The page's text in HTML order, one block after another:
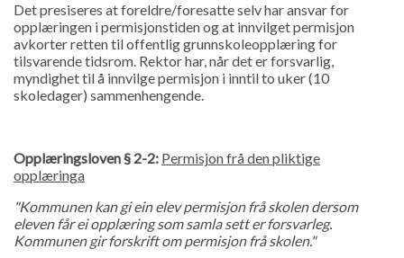
Det presiseres at foreldre/foresatte selv har ansvar for
opplæringen i permisjonstiden og at innvilget permisjon
avkorter retten til offentlig grunnskoleopplæring for
tilsvarende tidsrom. Rektor har, når det er forsvarlig,
myndighet til å innvilge permisjon i inntil to uker (10
skoledager) sammenhengende.
Opplæringsloven § 2-2: Permisjon frå den pliktige
opplæringa
"Kommunen kan gi ein elev permisjon frå skolen dersom
eleven får ei opplæring som samla sett er forsvarleg.
Kommunen gir forskrift om permisjon frå skolen."